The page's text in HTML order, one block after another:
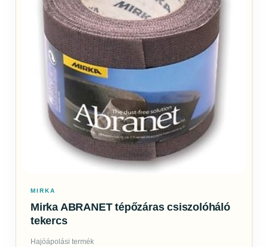
MIRKA
Mirka ABRANET tépőzáras csiszolóháló
tekercs
Hajóápolási termék